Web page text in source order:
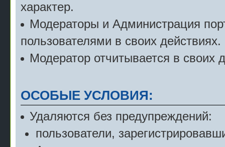
характер.
Модераторы и Администрация
пользователями в своих действиях.
Модератор отчитывается в своих
ОСОБЫЕ УСЛОВИЯ:
Удаляются без предупреждений:
пользователи,